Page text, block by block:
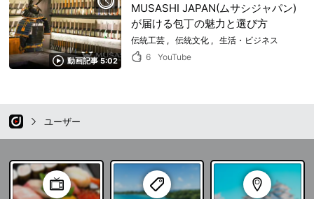
動画記事 5:02
MUSASHI JAPAN(ムサシジャパン)
が届ける包丁の魅力と選び方
伝統工芸 伝統文化
生活・ビジネス
6
YouTube
ユーザー